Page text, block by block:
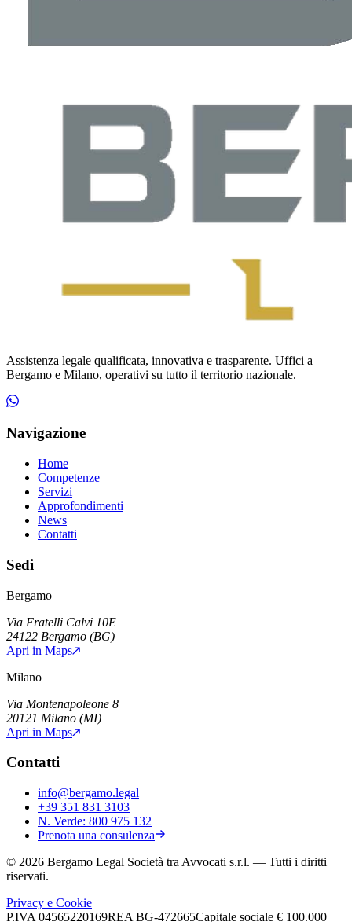
Assistenza legale qualificata, innovativa e trasparente. Uffici a
Bergamo e Milano, operativi su tutto il territorio nazionale.
Navigazione
Home
Competenze
Servizi
Approfondimenti
News
Contatti
Sedi
Bergamo
Via Fratelli Calvi 10E
24122 Bergamo (BG)
Apri in Maps
Milano
Via Montenapoleone 8
20121 Milano (MI)
Apri in Maps
Contatti
info@bergamo.legal
+39 351 831 3103
N. Verde: 800 975 132
Prenota una consulenza
© 2026 Bergamo Legal Società tra Avvocati s.r.l. — Tutti i diritti
riservati.
Privacy e Cookie
P.IVA 04565220169REA BG-472665Capitale sociale € 100.000